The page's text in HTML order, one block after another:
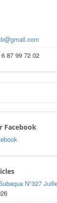
87 99 72 02
Facebook
N°327